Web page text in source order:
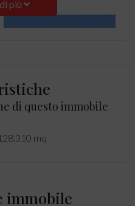
più
di questo immobile
mq
immobile